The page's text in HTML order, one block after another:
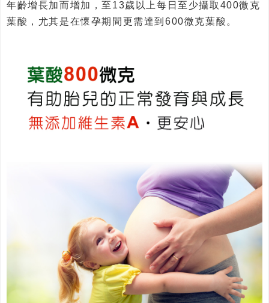
年齡增長加而增加，至13歲以上每日至少攝取400微克
葉酸，尤其是在懷孕期間更需達到600微克葉酸。